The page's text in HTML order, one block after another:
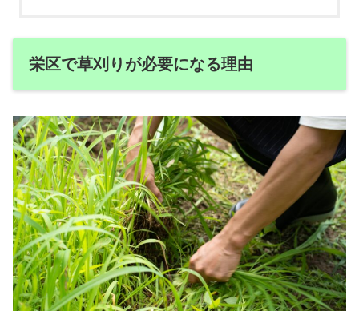
栄区で草刈りが必要になる理由